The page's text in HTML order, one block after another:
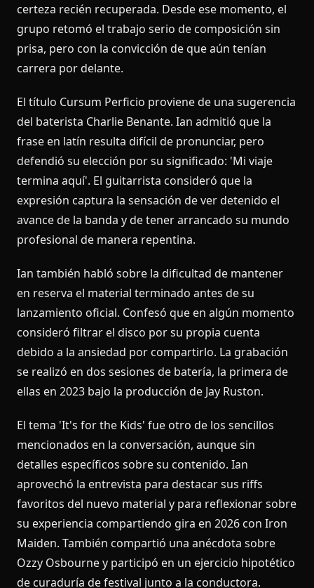
certeza recién recuperada. Desde ese momento, el
grupo retomó el trabajo serio de composición sin
prisa, pero con la convicción de que aún tenían
carrera por delante.
El título Cursum Perficio proviene de una sugerencia
del baterista Charlie Benante. Ian admitió que la
frase en latín resulta difícil de pronunciar, pero
defendió su elección por su significado: 'Mi viaje
termina aquí'. El guitarrista consideró que la
expresión captura la sensación de ver detenido el
avance de la banda y de tener arrancado su mundo
profesional de manera repentina.
Ian también habló sobre la dificultad de mantener
en reserva el material terminado antes de su
lanzamiento oficial. Confesó que en algún momento
consideró filtrar el disco por su propia cuenta
debido a la ansiedad por compartirlo. La grabación
se realizó en dos sesiones de batería, la primera de
ellas en 2023 bajo la producción de Jay Ruston.
El tema 'It's for the Kids' fue otro de los sencillos
mencionados en la conversación, aunque sin
detalles específicos sobre su contenido. Ian
aprovechó la entrevista para destacar sus riffs
favoritos del nuevo material y para reflexionar sobre
su experiencia compartiendo gira en 2026 con Iron
Maiden. También compartió una anécdota sobre
Ozzy Osbourne y participó en un ejercicio hipotético
de curaduría de festival junto a la conductora.